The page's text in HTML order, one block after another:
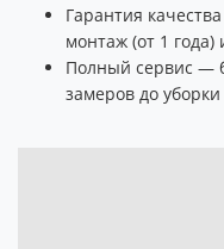
Гарантия
монтаж (от 1 года)
Полный сервис —
замеров до